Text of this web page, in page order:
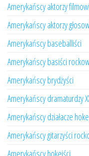
Amerykańscy aktorzy filmowi
Amerykańscy aktorzy
Amerykańscy baseballiści
Amerykańscy basiści
Amerykańscy brydżyści
Amerykańscy dramaturdzy
Amerykańscy działacze
Amerykańscy gitarzyści
Amerykańscy hokeiści